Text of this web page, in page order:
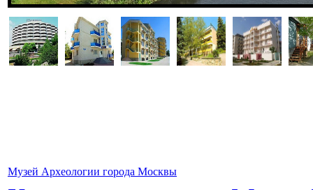
Музей Археологии города Москвы